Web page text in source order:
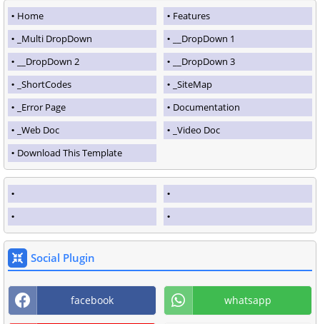
Home
Features
_Multi DropDown
__DropDown 1
__DropDown 2
__DropDown 3
_ShortCodes
_SiteMap
_Error Page
Documentation
_Web Doc
_Video Doc
Download This Template
Social Plugin
facebook whatsapp